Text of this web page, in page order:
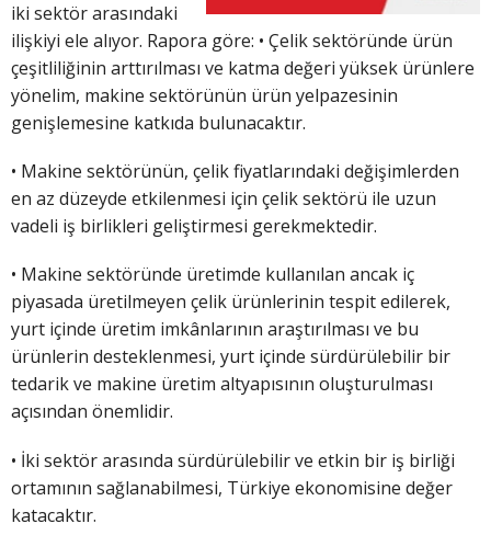
iki sektör arasındaki
ilişkiyi ele alıyor. Rapora göre: • Çelik sektöründe ürün
çeşitliliğinin arttırılması ve katma değeri yüksek ürünlere
yönelim, makine sektörünün ürün yelpazesinin
genişlemesine katkıda bulunacaktır.
• Makine sektörünün, çelik fiyatlarındaki değişimlerden
en az düzeyde etkilenmesi için çelik sektörü ile uzun
vadeli iş birlikleri geliştirmesi gerekmektedir.
• Makine sektöründe üretimde kullanılan ancak iç
piyasada üretilmeyen çelik ürünlerinin tespit edilerek,
yurt içinde üretim imkânlarının araştırılması ve bu
ürünlerin desteklenmesi, yurt içinde sürdürülebilir bir
tedarik ve makine üretim altyapısının oluşturulması
açısından önemlidir.
• İki sektör arasında sürdürülebilir ve etkin bir iş birliği
ortamının sağlanabilmesi, Türkiye ekonomisine değer
katacaktır.